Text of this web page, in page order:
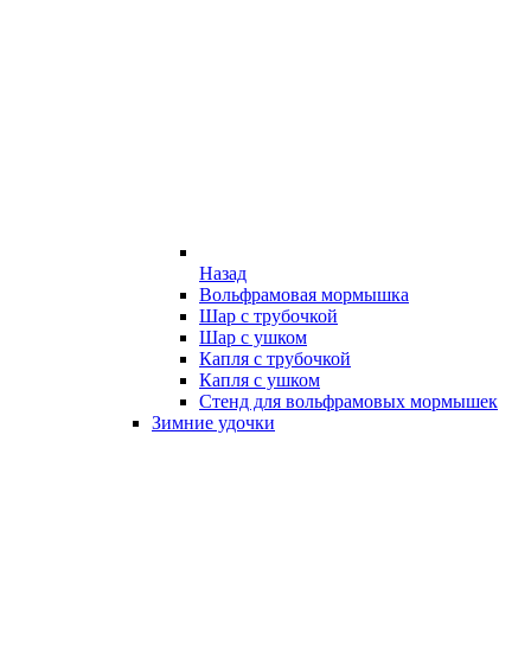
Назад
Вольфрамовая мормышка
Шар с трубочкой
Шар с ушком
Капля с трубочкой
Капля с ушком
Стенд для вольфрамовых мормышек
Зимние удочки